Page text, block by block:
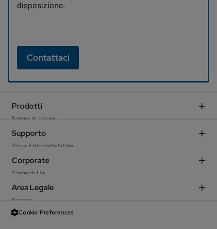
disposizione.
Contattaci
Prodotti
Pompe di calore
Sistemi Ibridi
Caldaie residenziali
Ventilazione meccanica
Climatizzatori
Sistemi solari
Scaldacqua e serbatoi
Supporto
Trova il tuo installatore
Scegli il Centro di Assistenza Tecnica
Preventivatore
Ekanban Portale fornitori
Baxi Shop
Corporate
Sostenibilità
Azienda
Incentivi fiscali
Garanzia
Area Legale
Privacy
Data Act
Cookie Preferences